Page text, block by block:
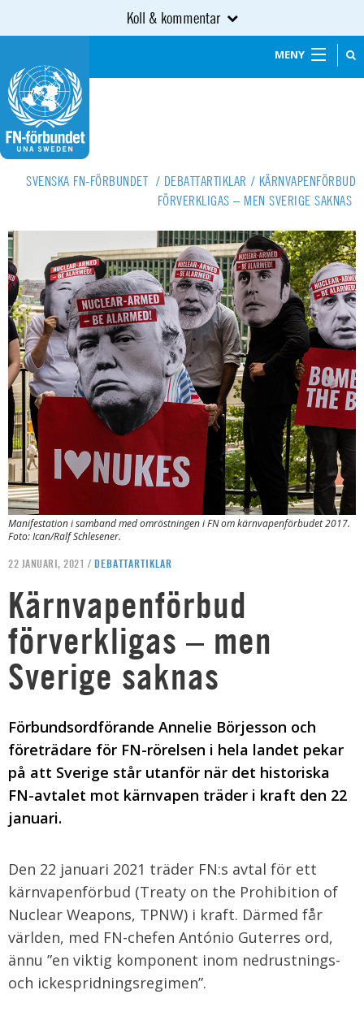
Koll & kommentar
MENY
SVENSKA FN-FÖRBUNDET / DEBATTARTIKLAR / KÄRNVAPENFÖRBUD
FÖRVERKLIGAS – MEN SVERIGE SAKNAS
Manifestation i samband med omröstningen i FN om kärnvapenförbudet 2017.
Foto: Ican/Ralf Schlesener.
22 JANUARI, 2021 / DEBATTARTIKLAR
Kärnvapenförbud
förverkligas – men
Sverige saknas
Förbundsordförande Annelie Börjesson och
företrädare för FN-rörelsen i hela landet pekar
på att Sverige står utanför när det historiska
FN-avtalet mot kärnvapen träder i kraft den 22
januari.
Den 22 januari 2021 träder FN:s avtal för ett
kärnvapenförbud (Treaty on the Prohibition of
Nuclear Weapons, TPNW) i kraft. Därmed får
världen, med FN-chefen António Guterres ord,
ännu ”en viktig komponent inom nedrustnings-
och ickespridningsregimen”.